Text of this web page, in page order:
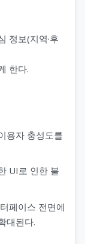
정보(지역·후
한다.
용자 충성도를
UI로 인한 불
페이스 전면에
대된다.